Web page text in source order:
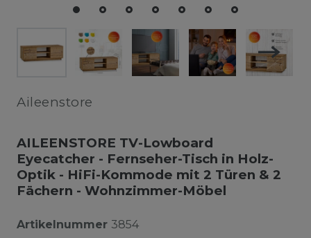
Aileenstore
AILEENSTORE TV-Lowboard
Eyecatcher - Fernseher-Tisch in Holz-
Optik - HiFi-Kommode mit 2 Türen & 2
Fächern - Wohnzimmer-Möbel
Artikelnummer 3854